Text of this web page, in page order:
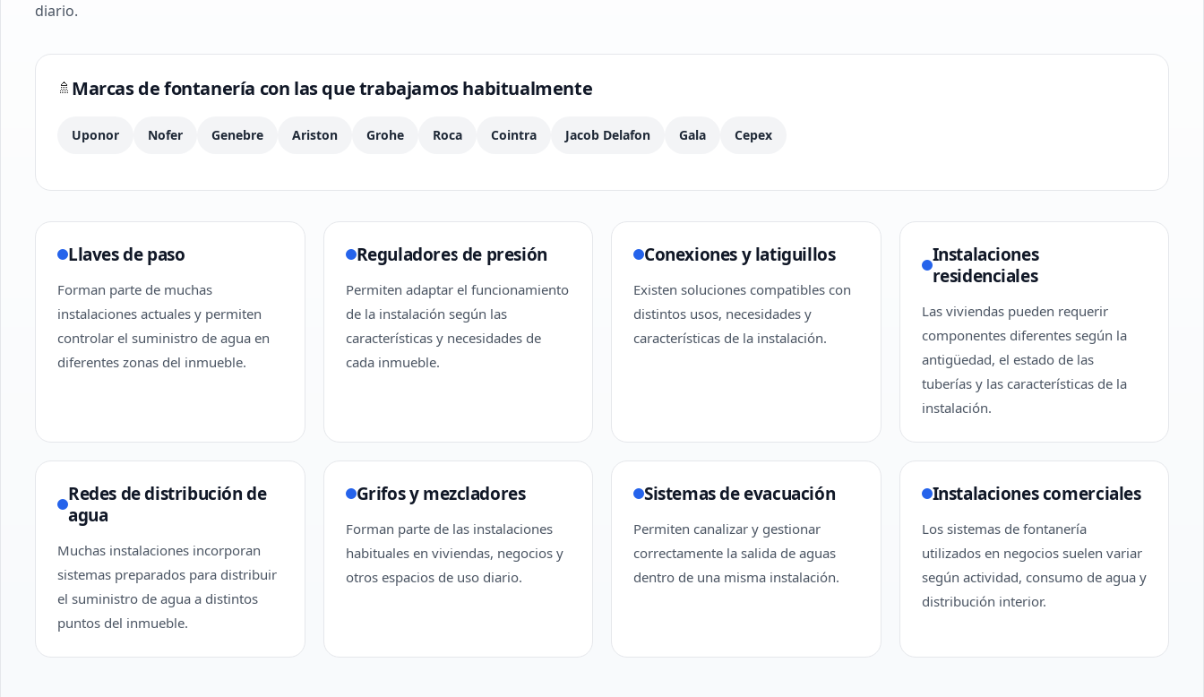
diario.
🚿 Marcas de fontanería con las que trabajamos habitualmente
Uponor Nofer Genebre Ariston Grohe Roca Cointra Jacob Delafon Gala Cepex
Llaves de paso
Forman parte de muchas
instalaciones actuales y permiten
controlar el suministro de agua en
diferentes zonas del inmueble.
Reguladores de presión
Permiten adaptar el funcionamiento
de la instalación según las
características y necesidades de
cada inmueble.
Conexiones y latiguillos
Existen soluciones compatibles con
distintos usos, necesidades y
características de la instalación.
Instalaciones
residenciales
Las viviendas pueden requerir
componentes diferentes según la
antigüedad, el estado de las
tuberías y las características de la
instalación.
Redes de distribución de
agua
Muchas instalaciones incorporan
sistemas preparados para distribuir
el suministro de agua a distintos
puntos del inmueble.
Grifos y mezcladores
Forman parte de las instalaciones
habituales en viviendas, negocios y
otros espacios de uso diario.
Sistemas de evacuación
Permiten canalizar y gestionar
correctamente la salida de aguas
dentro de una misma instalación.
Instalaciones comerciales
Los sistemas de fontanería
utilizados en negocios suelen variar
según actividad, consumo de agua y
distribución interior.